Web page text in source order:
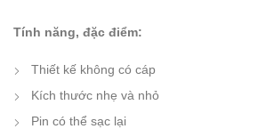
Tính năng, đặc điểm:
Thiết kế không có cáp
Kích thước nhẹ và nhỏ
Pin có thể sạc lại